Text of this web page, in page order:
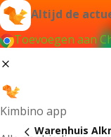
Altijd de
Toevoegen aan
Kimbino app
Warenhuis